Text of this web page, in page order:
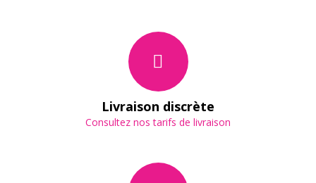
Livraison discrète
Consultez nos tarifs de livraison